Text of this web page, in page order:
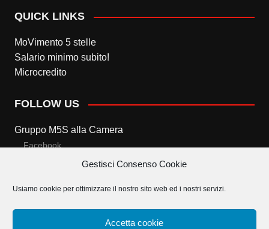
Gestisci Consenso Cookie
Usiamo cookie per ottimizzare il nostro sito web ed i nostri servizi.
Accetta cookie
QUICK LINKS
MoVimento 5 stelle
Salario minimo subito!
Microcredito
FOLLOW US
Gruppo M5S alla Camera
Facebook